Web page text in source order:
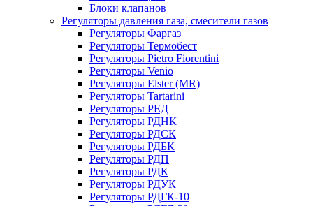
Блоки клапанов
Регуляторы давления газа, смесители газов
Регуляторы Фаргаз
Регуляторы Термобест
Регуляторы Pietro Fiorentini
Регуляторы Venio
Регуляторы Elster (MR)
Регуляторы Tartarini
Регуляторы РЕД
Регуляторы РДНК
Регуляторы РДСК
Регуляторы РДБК
Регуляторы РДП
Регуляторы РДК
Регуляторы РДУК
Регуляторы РДГК-10